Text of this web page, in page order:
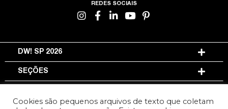
REDES SOCIAIS
DW! SP 2026
SEÇÕES
Cookies são pequenos arquivos de texto que coletam